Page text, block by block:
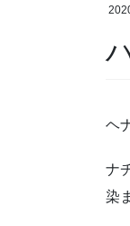
ヘ
ナ
染